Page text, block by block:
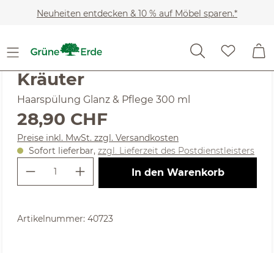
Zum Hauptinhalt springen
Neuheiten entdecken & 10 % auf Möbel sparen.*
Durchschnittliche Bewertung von 4.83 von 5 Sternen
(4.83) 6 Bewertungen
Kräuter
Haarspülung Glanz & Pflege 300 ml
Regulärer Preis:
28,90 CHF
Preise inkl. MwSt. zzgl. Versandkosten
Sofort lieferbar, zzgl. Lieferzeit des Postdienstleisters
Produkt Anzahl: Gib den
In den Warenkorb
Artikelnummer: 40723